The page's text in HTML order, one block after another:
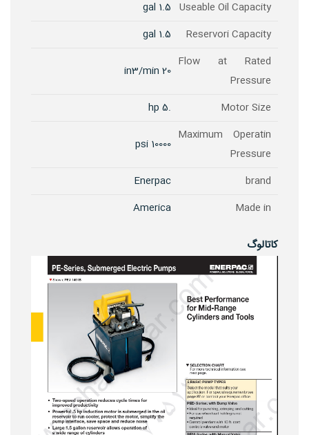
Useable Oil Capacity
1.5 gal
Reservori Capacity
1.5 gal
Flow at Rated
Pressure
20 in3/min
Motor Size
.5 hp
Maximum Operatin
Pressure
10000 psi
brand
Enerpac
Made in
America
کاتالوگ